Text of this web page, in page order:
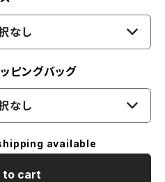
なし
ピングバッグ
なし
available
to cart